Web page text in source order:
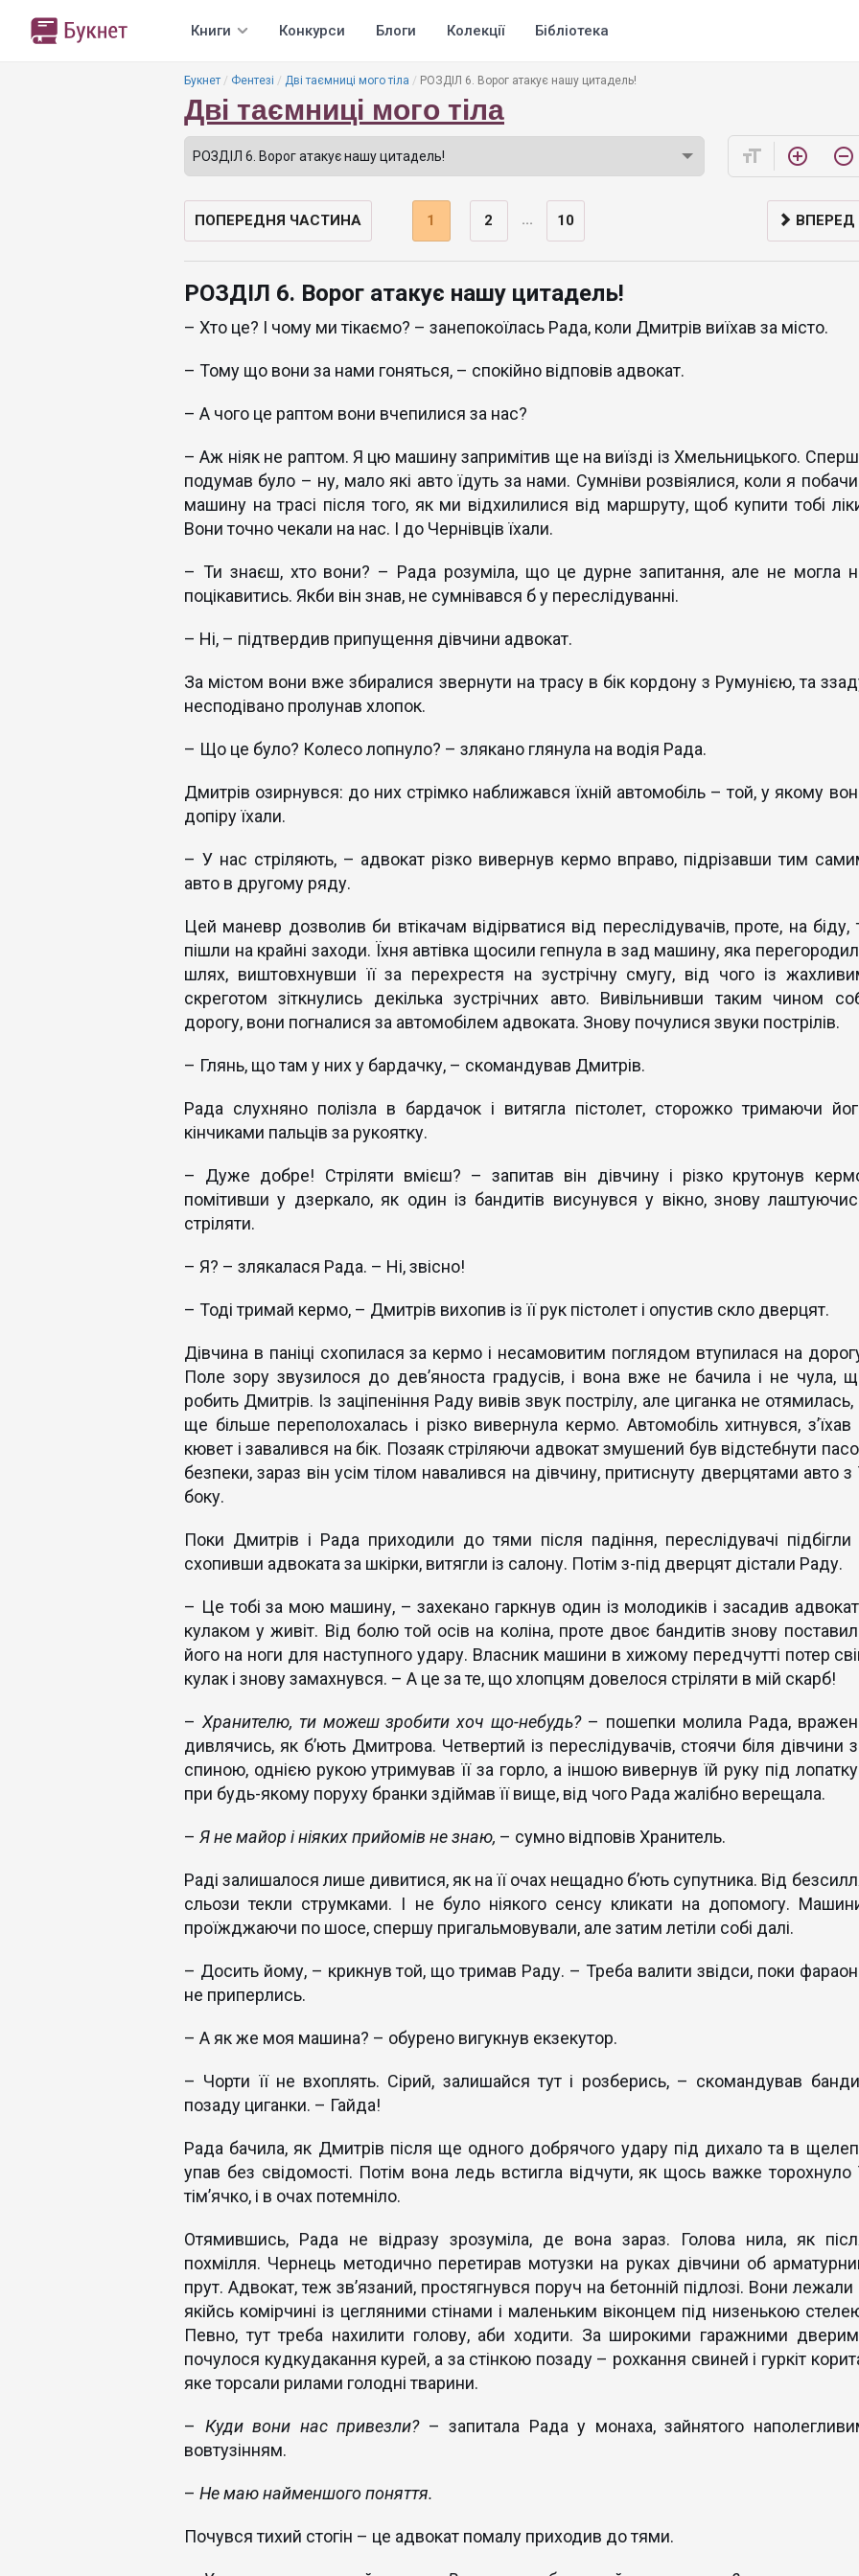
Книги Конкурси Блоги Колекції Бібліотека
Букнет Фентезі Дві таємниці мого тіла РОЗДІЛ 6. Ворог атакує нашу цитадель!
Дві таємниці мого тіла
format_size add_circle_outline remove_circle_outline
ПОПЕРЕДНЯ ЧАСТИНА 1 2 ... 10 ВПЕРЕД
РОЗДІЛ 6. Ворог атакує нашу цитадель!
– Хто це? І чому ми тікаємо? – занепокоїлась Рада, коли Дмитрів виїхав за місто.
– Тому що вони за нами гоняться, – спокійно відповів адвокат.
– А чого це раптом вони вчепилися за нас?
– Аж ніяк не раптом. Я цю машину запримітив ще на виїзді із Хмельницького.
подумав було – ну, мало які авто їдуть за нами. Сумніви розвіялися, коли я
машину на трасі після того, як ми відхилилися від маршруту, щоб купити тобі
Вони точно чекали на нас. І до Чернівців їхали.
– Ти знаєш, хто вони? – Рада розуміла, що це дурне запитання, але не могла
поцікавитись. Якби він знав, не сумнівався б у переслідуванні.
– Ні, – підтвердив припущення дівчини адвокат.
За містом вони вже збиралися звернути на трасу в бік кордону з Румунією, та
несподівано пролунав хлопок.
– Що це було? Колесо лопнуло? – злякано глянула на водія Рада.
Дмитрів озирнувся: до них стрімко наближався їхній автомобіль – той, у якому
допіру їхали.
– У нас стріляють, – адвокат різко вивернув кермо вправо, підрізавши тим
авто в другому ряду.
Цей маневр дозволив би втікачам відірватися від переслідувачів, проте, на біду,
пішли на крайні заходи. Їхня автівка щосили гепнула в зад машину, яка
шлях, виштовхнувши її за перехрестя на зустрічну смугу, від чого із
скреготом зіткнулись декілька зустрічних авто. Вивільнивши таким чином
дорогу, вони погналися за автомобілем адвоката. Знову почулися звуки пострілів.
– Глянь, що там у них у бардачку, – скомандував Дмитрів.
Рада слухняно полізла в бардачок і витягла пістолет, сторожко тримаючи
кінчиками пальців за рукоятку.
– Дуже добре! Стріляти вмієш? – запитав він дівчину і різко крутонув
помітивши у дзеркало, як один із бандитів висунувся у вікно, знову
стріляти.
– Я? – злякалася Рада. – Ні, звісно!
– Тоді тримай кермо, – Дмитрів вихопив із її рук пістолет і опустив скло дверцят.
Дівчина в паніці схопилася за кермо і несамовитим поглядом втупилася на
Поле зору звузилося до дев’яноста градусів, і вона вже не бачила і не чула,
робить Дмитрів. Із заціпеніння Раду вивів звук пострілу, але циганка не отямилась,
ще більше переполохалась і різко вивернула кермо. Автомобіль хитнувся, з’їхав
кювет і завалився на бік. Позаяк стріляючи адвокат змушений був відстебнути
безпеки, зараз він усім тілом навалився на дівчину, притиснуту дверцятами авто з
боку.
Поки Дмитрів і Рада приходили до тями після падіння, переслідувачі підбігли
схопивши адвоката за шкірки, витягли із салону. Потім з-під дверцят дістали Раду.
– Це тобі за мою машину, – захекано гаркнув один із молодиків і засадив
кулаком у живіт. Від болю той осів на коліна, проте двоє бандитів знову
його на ноги для наступного удару. Власник машини в хижому передчутті потер
кулак і знову замахнувся. – А це за те, що хлопцям довелося стріляти в мій скарб!
– Хранителю, ти можеш зробити хоч що-небудь?– пошепки молила Рада,
дивлячись, як б’ють Дмитрова. Четвертий із переслідувачів, стоячи біля дівчини
спиною, однією рукою утримував її за горло, а іншою вивернув їй руку під лопатку
при будь-якому поруху бранки здіймав її вище, від чого Рада жалібно верещала.
– Я не майор і ніяких прийомів не знаю, – сумно відповів Хранитель.
Раді залишалося лише дивитися, як на її очах нещадно б’ють супутника. Від
сльози текли струмками. І не було ніякого сенсу кликати на допомогу.
проїжджаючи по шосе, спершу пригальмовували, але затим летіли собі далі.
– Досить йому, – крикнув той, що тримав Раду. – Треба валити звідси, поки
не приперлись.
– А як же моя машина? – обурено вигукнув екзекутор.
– Чорти її не вхоплять. Сірий, залишайся тут і розберись, – скомандував
позаду циганки. – Гайда!
Рада бачила, як Дмитрів після ще одного добрячого удару під дихало та в
упав без свідомості. Потім вона ледь встигла відчути, як щось важке торохнуло
тім’ячко, і в очах потемніло.
Отямившись, Рада не відразу зрозуміла, де вона зараз. Голова нила, як
похмілля. Чернець методично перетирав мотузки на руках дівчини об
прут. Адвокат, теж зв’язаний, простягнувся поруч на бетонній підлозі. Вони лежали
якійсь комірчині із цегляними стінами і маленьким віконцем під низенькою
Певно, тут треба нахилити голову, аби ходити. За широкими гаражними
почулося кудкудакання курей, а за стінкою позаду – рохкання свиней і гуркіт
яке торсали рилами голодні тварини.
– Куди вони нас привезли?– запитала Рада у монаха, зайнятого
вовтузінням.
– Не маю найменшого поняття.
Почувся тихий стогін – це адвокат помалу приходив до тями.